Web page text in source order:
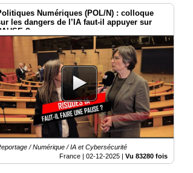
Numériques (POL/N) : colloque
les dangers de l’IA faut-il appuyer sur
?
/ Numérique / IA et Cybersécurité
France |02-12-2025 |Vu 83280 fois